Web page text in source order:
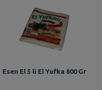
Esen El 5 li El Yufka 800 Gr